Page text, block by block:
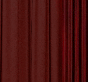
om zijn
die mensen over
Tradities en
specialiteiten
, kunst